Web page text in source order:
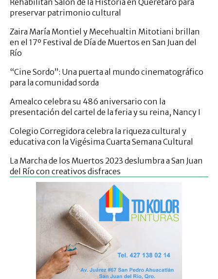
preservar patrimonio cultural
Zaira María Montiel y Mecehualtin Mitotiani brillan
en el 17º Festival de Día de Muertos en San Juan del
Río
“Cine Sordo”: Una puerta al mundo cinematográfico
para la comunidad sorda
Amealco celebra su 486 aniversario con la
presentación del cartel de la feria y su reina, Nancy I
Colegio Corregidora celebra la riqueza cultural y
educativa con la Vigésima Cuarta Semana Cultural
La Marcha de los Muertos 2023 deslumbra a San Juan
del Río con creativos disfraces